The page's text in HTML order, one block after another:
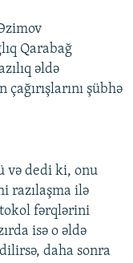
Qarabağ
əldə
şübhə
və dedi ki, onu
razılaşma ilə
fərqlərini
isə o əldə
daha sonra